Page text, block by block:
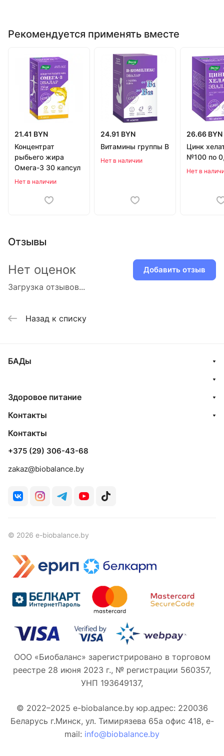
Рекомендуется применять вместе
21.41 BYN
Концентрат
рыбьего жира
Омега-3 30 капсул
Нет в наличии
24.91 BYN
Витамины группы В
Нет в наличии
26.66 BYN
Цинк
№100 по
Нет в
Отзывы
Загрузка отзывов...
Нет оценок Добавить отзыв
Назад к списку
БАДы
Здоровое питание
Контакты
Контакты
+375 (29) 306-43-68
zakaz@biobalance.by
© 2026 e-biobalance.by
ООО «Биобаланс» зарегистрировано в торговом
реестре 28 июня 2023 г., № регистрации 560357,
УНП 193649137,
© 2022–2025 e-biobalance.by юр.адрес: 220036
Беларусь г.Минск, ул. Тимирязева 65а офис 418, e-
mail: info@biobalance.by